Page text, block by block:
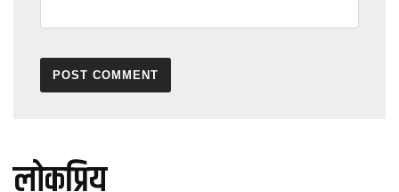
लोकप्रिय